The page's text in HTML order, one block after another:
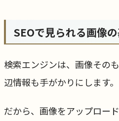
SEOで見られる画像
検索エンジンは、画像その
辺情報も手がかりにします。
だから、画像をアップロー